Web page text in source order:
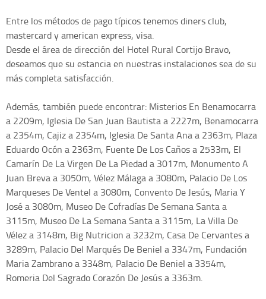
Entre los métodos de pago típicos tenemos diners club,
mastercard y american express, visa.
Desde el área de dirección del Hotel Rural Cortijo Bravo,
deseamos que su estancia en nuestras instalaciones sea de su
más completa satisfacción.
Además, también puede encontrar: Misterios En Benamocarra
a 2209m, Iglesia De San Juan Bautista a 2227m, Benamocarra
a 2354m, Cajiz a 2354m, Iglesia De Santa Ana a 2363m, Plaza
Eduardo Ocón a 2363m, Fuente De Los Caños a 2533m, El
Camarín De La Virgen De La Piedad a 3017m, Monumento A
Juan Breva a 3050m, Vélez Málaga a 3080m, Palacio De Los
Marqueses De Ventel a 3080m, Convento De Jesús, Maria Y
José a 3080m, Museo De Cofradías De Semana Santa a
3115m, Museo De La Semana Santa a 3115m, La Villa De
Vélez a 3148m, Big Nutricion a 3232m, Casa De Cervantes a
3289m, Palacio Del Marqués De Beniel a 3347m, Fundación
Maria Zambrano a 3348m, Palacio De Beniel a 3354m,
Romeria Del Sagrado Corazón De Jesús a 3363m.